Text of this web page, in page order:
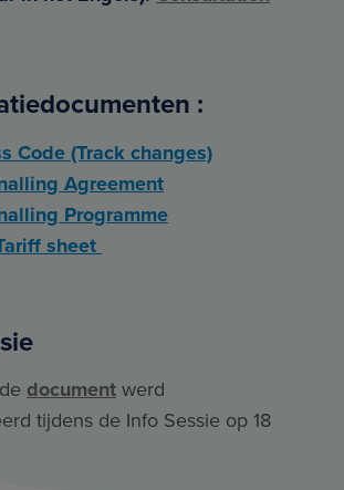
:
Code (Track changes)
Agreement
Programme
sheet
document werd
tijdens de Info Sessie op 18